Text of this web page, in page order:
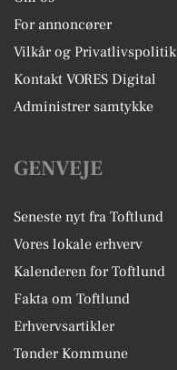
For annoncører
Vilkår og Privatlivspolitik
Kontakt VORES Digital
Administrer samtykke
GENVEJE
Seneste nyt fra Toftlund
Vores lokale erhverv
Kalenderen for Toftlund
Fakta om Toftlund
Erhvervsartikler
Tønder Kommune